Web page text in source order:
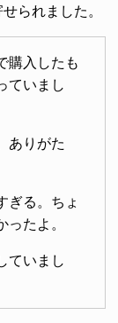
られました。
購入したも
ていまし
ありがた
ぎる。ちょ
たよ。
ていまし